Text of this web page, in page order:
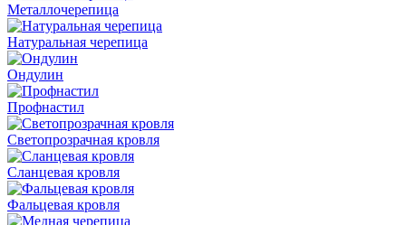
Металлочерепица
Натуральная черепица
Ондулин
Профнастил
Светопрозрачная кровля
Сланцевая кровля
Фальцевая кровля